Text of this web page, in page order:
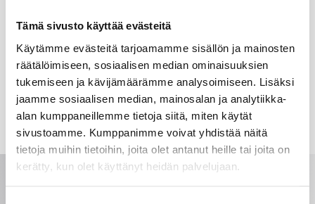
Tämä sivusto käyttää evästeitä
Käytämme evästeitä tarjoamamme sisällön ja mainosten
räätälöimiseen, sosiaalisen median ominaisuuksien
tukemiseen ja kävijämäärämme analysoimiseen. Lisäksi
jaamme sosiaalisen median, mainosalan ja analytiikka-
alan kumppaneillemme tietoja siitä, miten käytät
sivustoamme. Kumppanimme voivat yhdistää näitä
tietoja muihin tietoihin, joita olet antanut heille tai joita on
kerätty, kun olet käyttänyt heidän palvelujaan.
Saat tarjoukset, vinkit ja uutuudet